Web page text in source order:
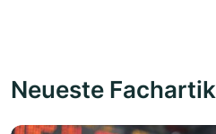
Neueste